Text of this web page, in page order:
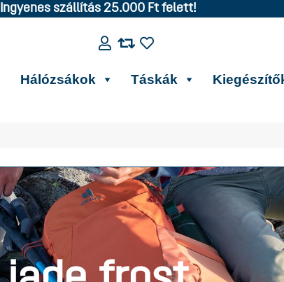
Ingyenes szállítás 25.000 Ft felett!
Hálózsákok Táskák